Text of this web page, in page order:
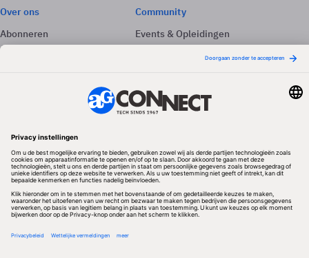
Over ons
Abonneren
Adverteren
Community
Events & Opleidingen
Nieuwsbrieven
Volg ons
Redactionele partner